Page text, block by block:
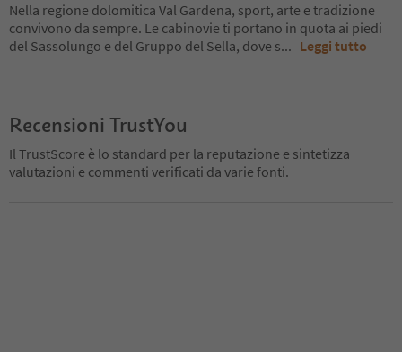
Nella regione dolomitica Val Gardena, sport, arte e tradizione
convivono da sempre. Le cabinovie ti portano in quota ai piedi
del Sassolungo e del Gruppo del Sella, dove s... Leggi tutto
Recensioni TrustYou
Il TrustScore è lo standard per la reputazione e sintetizza
valutazioni e commenti verificati da varie fonti.